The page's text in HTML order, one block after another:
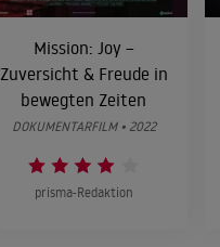
Mission: Joy –
Zuversicht & Freude in
bewegten Zeiten
DOKUMENTARFILM • 2022
prisma-Redaktion